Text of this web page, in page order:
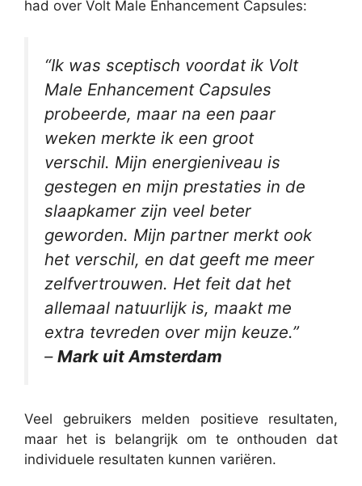
had over Volt Male Enhancement Capsules:
“Ik was sceptisch voordat ik Volt
Male Enhancement Capsules
probeerde, maar na een paar
weken merkte ik een groot
verschil. Mijn energieniveau is
gestegen en mijn prestaties in de
slaapkamer zijn veel beter
geworden. Mijn partner merkt ook
het verschil, en dat geeft me meer
zelfvertrouwen. Het feit dat het
allemaal natuurlijk is, maakt me
extra tevreden over mijn keuze.”
– Mark uit Amsterdam
Veel gebruikers melden positieve resultaten,
maar het is belangrijk om te onthouden dat
individuele resultaten kunnen variëren.